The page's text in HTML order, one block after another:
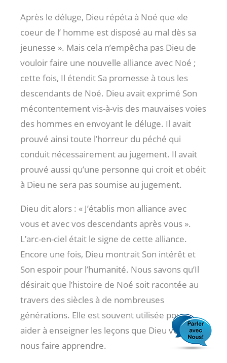
Après le déluge, Dieu répéta à Noé que «le
coeur de l’ homme est disposé au mal dès sa
jeunesse ». Mais cela n’empêcha pas Dieu de
vouloir faire une nouvelle alliance avec Noé ;
cette fois, Il étendit Sa promesse à tous les
descendants de Noé. Dieu avait exprimé Son
mécontentement vis-à-vis des mauvaises voies
des hommes en envoyant le déluge. Il avait
prouvé ainsi toute l’horreur du péché qui
conduit nécessairement au jugement. Il avait
prouvé aussi qu’une personne qui croit et obéit
à Dieu ne sera pas soumise au jugement.
Dieu dit alors : « J’établis mon alliance avec
vous et avec vos descendants après vous ».
L’arc-en-ciel était le signe de cette alliance.
Encore une fois, Dieu montrait Son intérêt et
Son espoir pour l’humanité. Nous savons qu’Il
désirait que l’histoire de Noé soit racontée au
travers des siècles à de nombreuses
générations. Elle est souvent utilisée pour
aider à enseigner les leçons que Dieu veut
nous faire apprendre.